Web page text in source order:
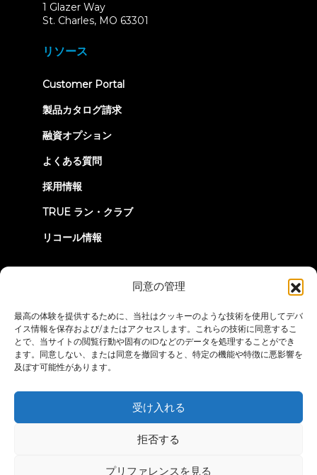
同意の管理
最高の体験を提供するために、当社はクッキーのような技術を使用してデバ
イス情報を保存および/またはアクセスします。これらの技術に同意するこ
とで、当サイトの閲覧行動や固有のIDなどのデータを処理することができ
ます。同意しない、または同意を撤回すると、特定の機能や特徴に悪影響を
及ぼす可能性があります。
受け入れる
拒否する
プリファレンスを見る
1 Glazer Way
St. Charles, MO 63301
リソース
Customer Portal(opens
製品カタログ請求
融資オプション
よくある質問
採用情報
TRUE ラン・クラブ
リコール情報
© 2026 True Fitness. All Rights Reserved
プライバシーポリシー
アクセシビリティ・ステートメ
ント